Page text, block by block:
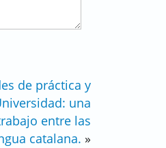
de práctica y
una
entre las
catalana. »